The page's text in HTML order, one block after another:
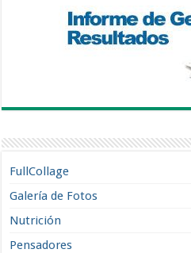
FullCollage
Galería de Fotos
Nutrición
Pensadores